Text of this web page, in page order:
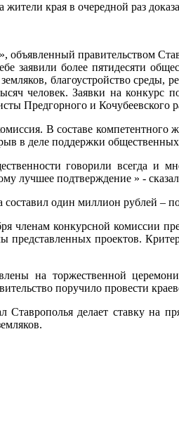
края в очередной раз
объявленный правительством
заявили более пятидесяти
благоустройство
человек. Заявки на конкурс
Предгорного и Кочубеевского
В составе
в деле поддержки
говорили всегда и
лучшее подтверждение » -
один миллион рублей –
членам конкурсной комиссии
проектов.
на торжественной
поручило провести
Ставрополья делает ставку